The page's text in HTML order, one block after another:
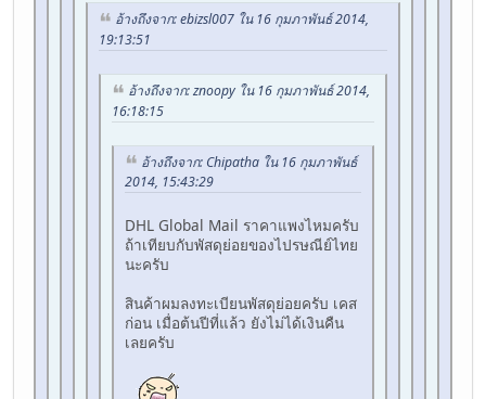
อ้างถึงจาก: ebizsl007 ใน 16 กุมภาพันธ์ 2014,
19:13:51
อ้างถึงจาก: znoopy ใน 16 กุมภาพันธ์ 2014,
16:18:15
อ้างถึงจาก: Chipatha ใน 16 กุมภาพันธ์
2014, 15:43:29
DHL Global Mail ราคาแพงไหมครับ
ถ้าเทียบกับพัสดุย่อยของไปรษณีย์ไทย
นะครับ
สินค้าผมลงทะเบียนพัสดุย่อยครับ เคส
ก่อน เมื่อต้นปีที่แล้ว ยังไม่ได้เงินคืน
เลยครับ